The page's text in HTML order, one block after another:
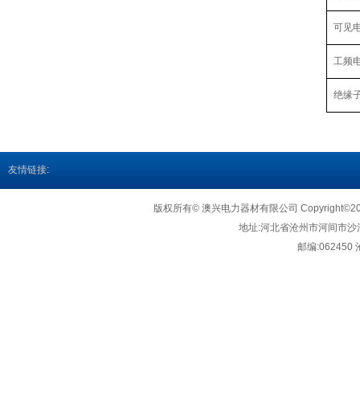
可见
工频
绝缘
友情链接:
版权所有© 澳兴电力器材有限公司
地址:河北省沧州市河间市
邮编:062450